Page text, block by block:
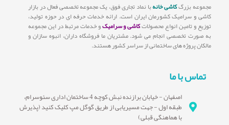
مجموعه بزرگکاشی خانهبا نماد تجاری فوق، یک مجموعه تخصصی فعال در بازار
کاشی و سرامیک کشورمان ایران است. ارائه خدمات حرفه ای در حوزه تولید،
توزیع و تامین انواع محصولاتکاشی و سرامیکو خدمات مرتبط در این مجموعه
به صورت تخصصی انجام می شود. مشتریان ما فروشگاه داران، انبوه سازان و
مالکان پروژه های ساختمانی از سراسر کشور هستند.
تماس با ما
اصفهان - خیابان برازنده نبش کوچه 4 ساختمان اداری سئوسرام،
طبقه اول - جهت مسیریابی از طریق گوگل مپ کلیک کنید (پذیرش
با هماهنگی قبلی)